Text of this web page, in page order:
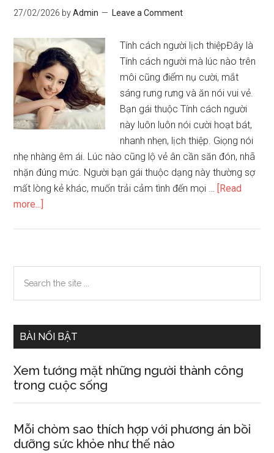
khuôn
người
phụ
nữ
chúng
nên
27/02/2026 byAdmin Leave a Comment
Tính cách người lịch thiệpĐây là
Tính cách người mà lúc nào trên
môi cũng điểm nụ cười, mắt
sáng rưng rưng và ăn nói vui vẻ.
Bạn gái thuộc Tính cách người
này luôn luôn nói cười hoạt bát,
nhanh nhẹn, lịch thiệp. Giọng nói
nhẹ nhàng êm ái. Lúc nào cũng lộ vẻ ân cần săn đón, nhã
nhặn đúng mức. Người bạn gái thuộc dạng này thường sợ
mất lòng kẻ khác, muốn trải cảm tình đến mọi … [Read
more...]
phán
đoán
tính
người
đàn
Primary
Sidebar
the
BÀI NỔI BẬT
Xem tướng mặt những người thành công
trong cuộc sống
Mỗi chòm sao thích hợp với phương án bồi
dưỡng sức khỏe như thế nào